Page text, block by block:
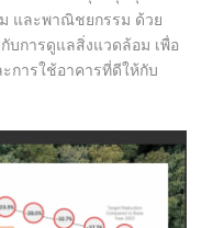
และพาณิชยกรรม ด้วย
บการดูแลสิ่งแวดล้อม เพื่อ
การใช้อาคารที่ดีให้กับ